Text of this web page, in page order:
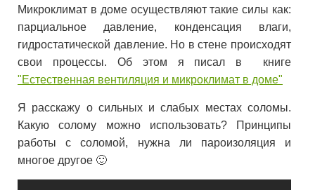
Микроклимат в доме осуществляют такие силы как:
парциальное давление, конденсация влаги,
гидростатической давление. Но в стене происходят
свои процессы. Об этом я писал в книге
"Естественная вентиляция и микроклимат в доме"
Я расскажу о сильных и слабых местах соломы.
Какую солому можно использовать? Принципы
работы с соломой, нужна ли пароизоляция и
многое другое 🙂